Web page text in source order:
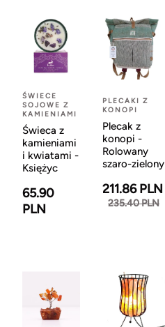
ŚWIECE
SOJOWE Z
KAMIENIAMI
Świeca z
kamieniami
i kwiatami -
Księżyc
65.90
PLN
PLECAKI Z
KONOPI
Plecak z
konopi -
Rolowany
szaro-zielony
211.86 PLN
235.40 PLN